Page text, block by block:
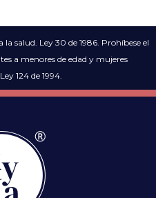
la salud. Ley 30 de 1986. Prohíbese el
a menores de edad y mujeres
124 de 1994.